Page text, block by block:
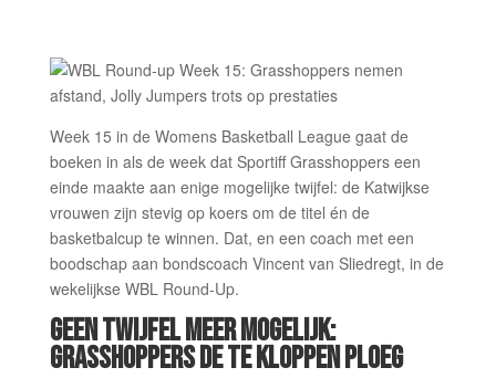
Week 15 in de Womens Basketball League gaat de
boeken in als de week dat Sportiff Grasshoppers een
einde maakte aan enige mogelijke twijfel: de Katwijkse
vrouwen zijn stevig op koers om de titel én de
basketbalcup te winnen. Dat, en een coach met een
boodschap aan bondscoach Vincent van Sliedregt, in de
wekelijkse WBL Round-Up.
GEEN TWIJFEL MEER MOGELIJK:
GRASSHOPPERS DE TE KLOPPEN PLOEG